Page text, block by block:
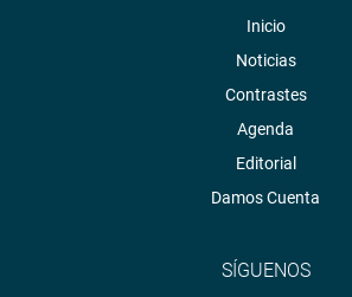
Inicio
Noticias
Contrastes
Agenda
Editorial
Damos Cuenta
SÍGUENOS